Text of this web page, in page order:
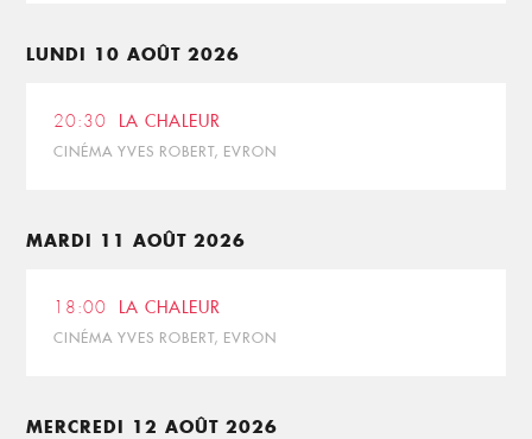
LUNDI 10 AOÛT 2026
20:30 LA CHALEUR
CINÉMA YVES ROBERT, EVRON
MARDI 11 AOÛT 2026
18:00 LA CHALEUR
CINÉMA YVES ROBERT, EVRON
MERCREDI 12 AOÛT 2026